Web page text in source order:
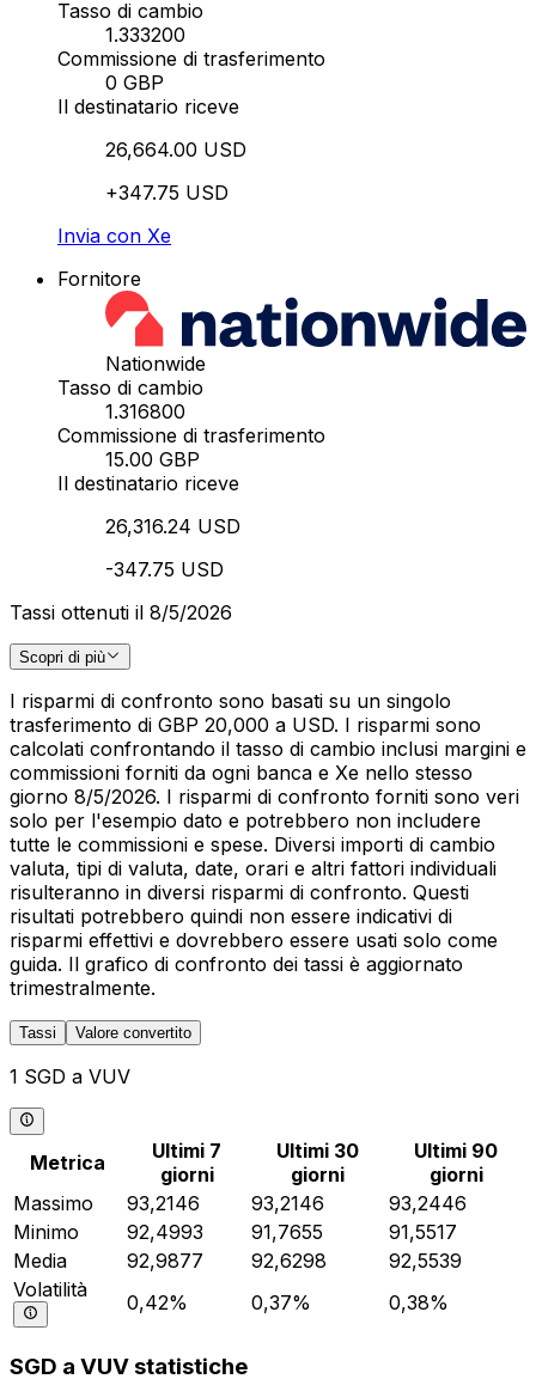
Tasso di cambio
1.333200
Commissione di trasferimento
0 GBP
Il destinatario riceve
26,664.00 USD
+347.75 USD
Invia con Xe
Fornitore
Nationwide
Tasso di cambio
1.316800
Commissione di trasferimento
15.00 GBP
Il destinatario riceve
26,316.24 USD
-347.75 USD
Tassi ottenuti il 8/5/2026
Scopri di più
I risparmi di confronto sono basati su un singolo
trasferimento di GBP 20,000 a USD. I risparmi sono
calcolati confrontando il tasso di cambio inclusi margini e
commissioni forniti da ogni banca e Xe nello stesso
giorno 8/5/2026. I risparmi di confronto forniti sono veri
solo per l'esempio dato e potrebbero non includere
tutte le commissioni e spese. Diversi importi di cambio
valuta, tipi di valuta, date, orari e altri fattori individuali
risulteranno in diversi risparmi di confronto. Questi
risultati potrebbero quindi non essere indicativi di
risparmi effettivi e dovrebbero essere usati solo come
guida. Il grafico di confronto dei tassi è aggiornato
trimestralmente.
Tassi Valore convertito
1 SGD a VUV
Metrica
Ultimi 7
giorni
Ultimi 30
giorni
Ultimi 90
giorni
Massimo
93,2146 93,2146
93,2446
Minimo
92,4993 91,7655
91,5517
Media
92,9877 92,6298
92,5539
Volatilità
0,42% 0,37% 0,38%
SGD a VUV statistiche